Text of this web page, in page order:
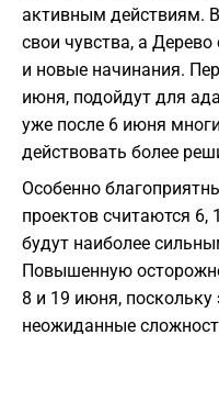
активным действиям.
свои чувства, а
и новые начинания.
июня, подойдут для
уже после 6 июня
действовать более
Особенно
проектов считаются
будут наиболее
Повышенную
8 и 19 июня, поскольку
неожиданные